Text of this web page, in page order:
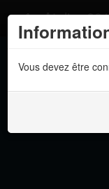
Vous devez être
Atelier 801
Dev Tracker
Langue